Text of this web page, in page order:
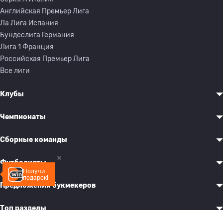
Получи
подарок!
Английская Премьер Лига
Ла Лига Испания
Бундеслига Германия
Лига 1 Франция
Российская Премьер Лига
Все лиги
Клубы
Чемпионаты
Сборные команды
Футболисты
Предложения букмекеров